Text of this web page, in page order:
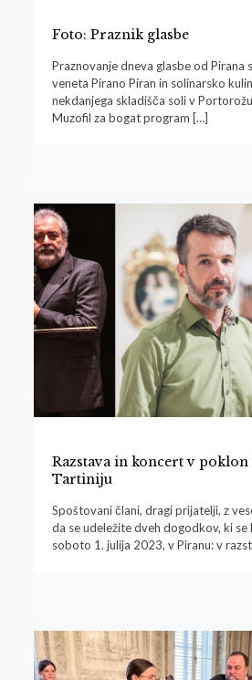
Foto: Praznik glasbe
Praznovanje dneva glasbe od Pirana
veneta Pirano Piran in solinarsko
nekdanjega skladišča soli v
Muzofil za bogat program […]
Razstava in koncert v poklon
Tartiniju
Spoštovani člani, dragi prijatelji, z
da se udeležite dveh dogodkov, ki
soboto 1. julija 2023, v Piranu: v